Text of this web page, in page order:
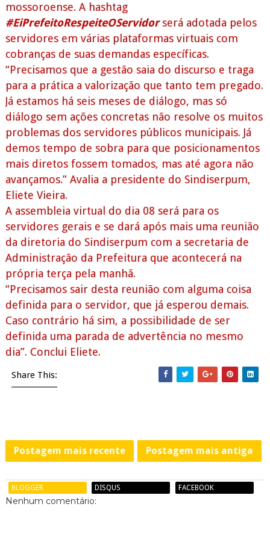
mossoroense. A hashtag
#EiPrefeitoRespeiteOServidorserá adotada pelos
servidores em várias plataformas virtuais com
cobranças de suas demandas específicas.
“Precisamos que a gestão saia do discurso e traga
para a prática a valorização que tanto tem pregado.
Já estamos há seis meses de diálogo, mas só
diálogo sem ações concretas não resolve os muitos
problemas dos servidores públicos municipais. Já
demos tempo de sobra para que posicionamentos
mais diretos fossem tomados, mas até agora não
avançamos.” Avalia a presidente do Sindiserpum,
Eliete Vieira.
A assembleia virtual do dia 08 será para os
servidores gerais e se dará após mais uma reunião
da diretoria do Sindiserpum com a secretaria de
Administração da Prefeitura que acontecerá na
própria terça pela manhã.
“Precisamos sair desta reunião com alguma coisa
definida para o servidor, que já esperou demais.
Caso contrário há sim, a possibilidade de ser
definida uma parada de advertência no mesmo
dia”. Conclui Eliete.
Share This:
Postagem mais recente Postagem mais antiga
BLOGGER DISQUS FACEBOOK
Nenhum comentário: